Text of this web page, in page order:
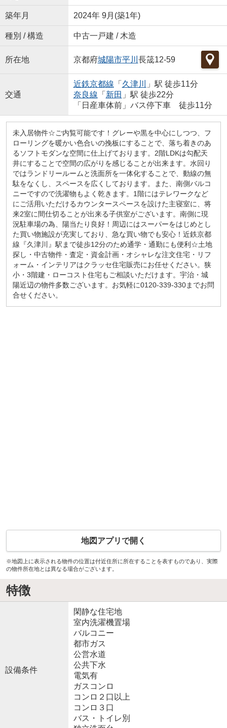
築年月 2024年 9月(築1年)
種別 / 構造 中古一戸建 / 木造
所在地 京都府城陽市平川 長筬12-59
交通
近鉄京都線 「 久津川
」駅 徒歩11分
奈良線 「 新田 」駅 徒歩22分
「日産車体前」バス停下車 徒歩11分
未入居物件☆ご内覧可能です！グレーや黒を中心にしつつ、フ
ローリングを暖かい色合いの挽板にすることで、落ち着きのあ
るソフトモダンな空間に仕上げております。2階LDKは勾配天
井にすることで空間の広がりを感じることが出来ます。水回り
ではランドリールームと洗面所を一体化することで、動線の無
駄をなくし、スペースを広くしております。また、南側バルコ
ニーですので洗濯物もよく乾きます。1階にはテレワークなど
にご活用いただけるカウンタースペースを設けた主寝室に、将
来2室に間仕切ることが出来る子供室がございます。南側に現
況駐車場の為、陽当たり良好！周辺にはスーパーをはじめとし
た買い物施設が充実しており、急な買い物でも安心！近鉄京都
線『久津川』駅まで徒歩12分のため通学・通勤にも便利☆土地
探し・中古物件・査定・資金計画・オシャレな注文住宅・リフ
ォーム・インテリアはクラッセ住宅販売にお任せください。狭
小・3階建・ローコスト住宅もご相談いただけます。宇治・城
陽近辺の物件多数ございます。お気軽に0120-339-330までお問
合せください。
地図アプリで開く
※地図上に表示される物件の位置は付近住所に所在することを表すものであり、実際
の物件所在地とは異なる場合がございます。
特徴
設備条件
閑静な住宅地
室内洗濯機置場
バルコニー
都市ガス
公営水道
公共下水
電気有
ガスコンロ
コンロ２口以上
コンロ３口
バス・トイレ別